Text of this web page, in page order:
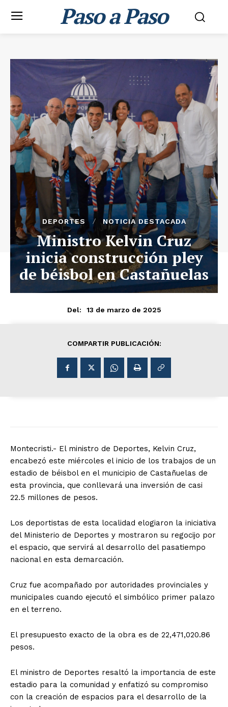
Paso a Paso
DEPORTES NOTICIA DESTACADA
Ministro Kelvin Cruz
inicia construcción pley
de béisbol en Castañuelas
Del: 13 de marzo de 2025
COMPARTIR PUBLICACIÓN:
Montecristi.- El ministro de Deportes, Kelvin Cruz,
encabezó este miércoles el inicio de los trabajos de un
estadio de béisbol en el municipio de Castañuelas de
esta provincia, que conllevará una inversión de casi
22.5 millones de pesos.
Los deportistas de esta localidad elogiaron la iniciativa
del Ministerio de Deportes y mostraron su regocijo por
el espacio, que servirá al desarrollo del pasatiempo
nacional en esta demarcación.
Cruz fue acompañado por autoridades provinciales y
municipales cuando ejecutó el simbólico primer palazo
en el terreno.
El presupuesto exacto de la obra es de 22,471,020.86
pesos.
El ministro de Deportes resaltó la importancia de este
estadio para la comunidad y enfatizó su compromiso
con la creación de espacios para el desarrollo de la